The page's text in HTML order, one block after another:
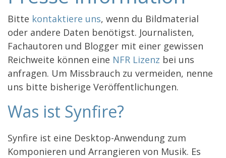
Bitte kontaktiere uns, wenn du Bildmaterial
oder andere Daten benötigst. Journalisten,
Fachautoren und Blogger mit einer gewissen
Reichweite können eine NFR Lizenz bei uns
anfragen. Um Missbrauch zu vermeiden, nenne
uns bitte bisherige Veröffentlichungen.
Was ist Synfire?
Synfire ist eine Desktop-Anwendung zum
Komponieren und Arrangieren von Musik. Es